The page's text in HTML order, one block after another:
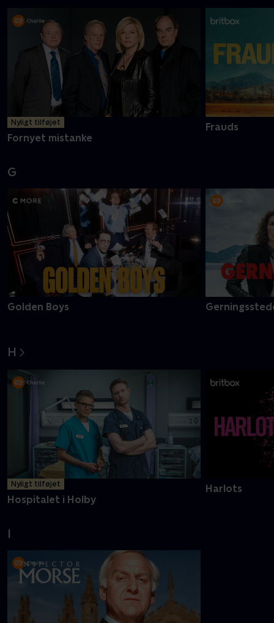
Nyligt tilføjet
Fornyet mistanke
Frauds
G
Golden Boys
H
Nyligt tilføjet
Hospitalet i Holby
Harlots
I